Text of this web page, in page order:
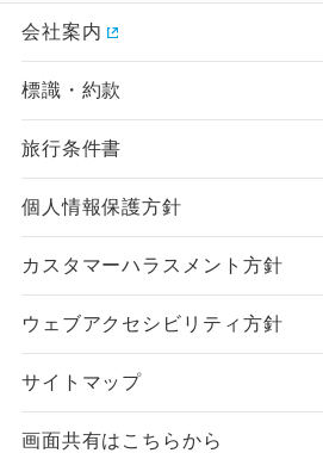
会社案内
標識・約款
旅行条件書
個人情報保護方針
カスタマーハラスメント方針
ウェブアクセシビリティ方針
サイトマップ
画面共有はこちらから